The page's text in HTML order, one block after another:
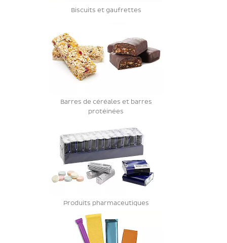
Biscuits et gaufrettes
Barres de céréales et barres
protéinées
Produits pharmaceutiques